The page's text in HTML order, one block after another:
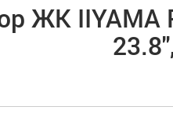
ЖК IIYAMA